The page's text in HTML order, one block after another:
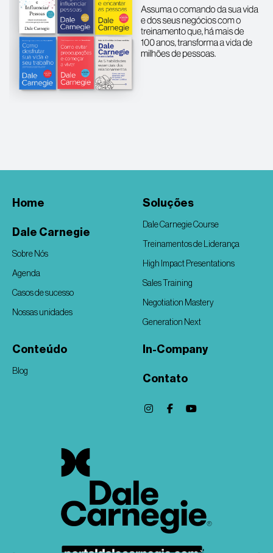
Home
Dale Carnegie
Sobre Nós
Agenda
Casos de sucesso
Nossas unidades
Soluções
Dale Carnegie Course
Treinamentos de Liderança
High Impact Presentations
Sales Training
Negotiation Mastery
Generation Next
Conteúdo
Blog
In-Company
Contato